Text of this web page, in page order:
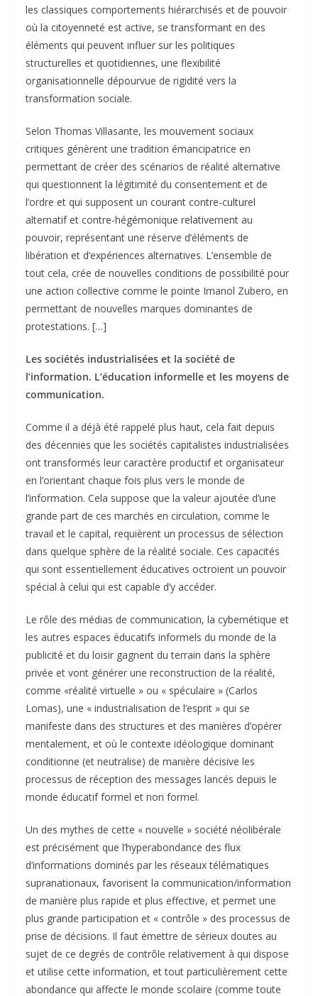
les classiques comportements hiérarchisés et de pouvoir
où la citoyenneté est active, se transformant en des
éléments qui peuvent influer sur les politiques
structurelles et quotidiennes, une flexibilité
organisationnelle dépourvue de rigidité vers la
transformation sociale.
Selon Thomas Villasante, les mouvement sociaux
critiques génèrent une tradition émancipatrice en
permettant de créer des scénarios de réalité alternative
qui questionnent la légitimité du consentement et de
l’ordre et qui supposent un courant contre-culturel
alternatif et contre-hégémonique relativement au
pouvoir, représentant une réserve d’éléments de
libération et d’expériences alternatives. L’ensemble de
tout cela, crée de nouvelles conditions de possibilité pour
une action collective comme le pointe Imanol Zubero, en
permettant de nouvelles marques dominantes de
protestations. […]
Les sociétés industrialisées et la société de
l’information. L’éducation informelle et les moyens de
communication.
Comme il a déjà été rappelé plus haut, cela fait depuis
des décennies que les sociétés capitalistes industrialisées
ont transformés leur caractère productif et organisateur
en l’orientant chaque fois plus vers le monde de
l’information. Cela suppose que la valeur ajoutée d’une
grande part de ces marchés en circulation, comme le
travail et le capital, requièrent un processus de sélection
dans quelque sphère de la réalité sociale. Ces capacités
qui sont essentiellement éducatives octroient un pouvoir
spécial à celui qui est capable d’y accéder.
Le rôle des médias de communication, la cybernétique et
les autres espaces éducatifs informels du monde de la
publicité et du loisir gagnent du terrain dans la sphère
privée et vont générer une reconstruction de la réalité,
comme «réalité virtuelle » ou « spéculaire » (Carlos
Lomas), une « industrialisation de l’esprit » qui se
manifeste dans des structures et des manières d’opérer
mentalement, et où le contexte idéologique dominant
conditionne (et neutralise) de manière décisive les
processus de réception des messages lancés depuis le
monde éducatif formel et non formel.
Un des mythes de cette « nouvelle » société néolibérale
est précisément que l’hyperabondance des flux
d’informations dominés par les réseaux télématiques
supranationaux, favorisent la communication/information
de manière plus rapide et plus effective, et permet une
plus grande participation et « contrôle » des processus de
prise de décisions. Il faut émettre de sérieux doutes au
sujet de ce degrés de contrôle relativement à qui dispose
et utilise cette information, et tout particulièrement cette
abondance qui affecte le monde scolaire (comme toute